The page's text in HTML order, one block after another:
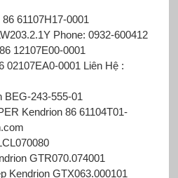
61107H17-0001
Phone: 0932-600412
12107E00-0001
02107EA0-0001 Liên Hệ :
BEG-243-555-01
Kendrion 86 61104T01-
GTR070.074001
Kendrion GTX063.000101